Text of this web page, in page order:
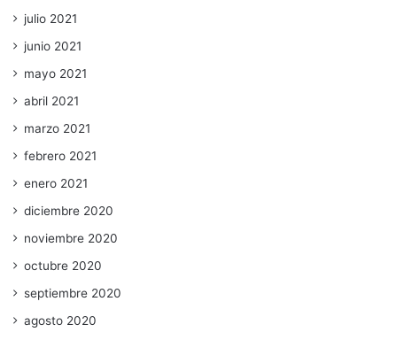
julio 2021
junio 2021
mayo 2021
abril 2021
marzo 2021
febrero 2021
enero 2021
diciembre 2020
noviembre 2020
octubre 2020
septiembre 2020
agosto 2020